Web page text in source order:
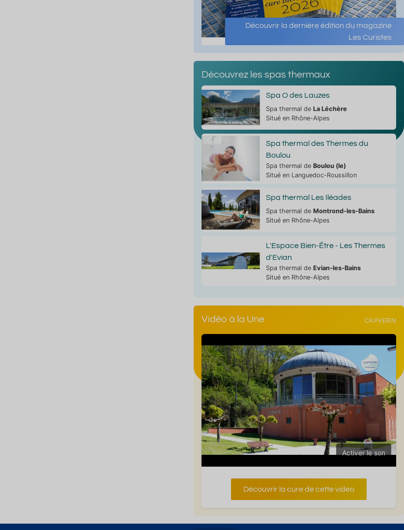
Découvrir la dernière édition du magazine
Les Curistes
Découvrez les spas thermaux
Spa O des Lauzes
Spa thermal de La Léchère
Situé en Rhône-Alpes
Spa thermal des Thermes du
Boulou
Spa thermal de Boulou (le)
Situé en Languedoc-Roussillon
Spa thermal Les Iléades
Spa thermal de Montrond-les-Bains
Situé en Rhône-Alpes
L'Espace Bien-Être - Les Thermes
d'Evian
Spa thermal de Evian-les-Bains
Situé en Rhône-Alpes
Vidéo à la Une CAPVERN
Activer le son
Découvrir la cure de cette video